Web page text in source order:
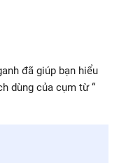
đã giúp bạn hiểu
dùng của cụm từ “